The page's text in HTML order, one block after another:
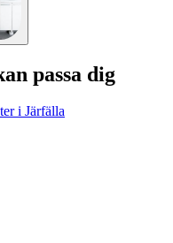
passa dig
i Järfälla